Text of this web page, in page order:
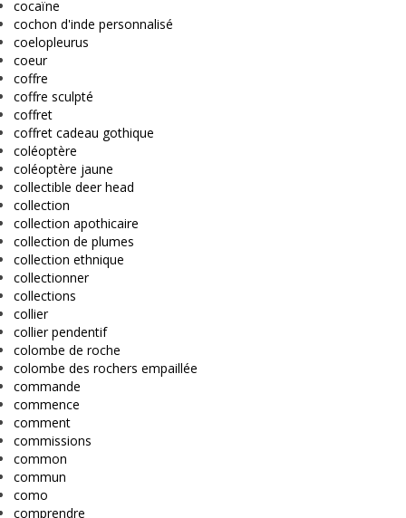
cocaïne
cochon d'inde personnalisé
coelopleurus
coeur
coffre
coffre sculpté
coffret
coffret cadeau gothique
coléoptère
coléoptère jaune
collectible deer head
collection
collection apothicaire
collection de plumes
collection ethnique
collectionner
collections
collier
collier pendentif
colombe de roche
colombe des rochers empaillée
commande
commence
comment
commissions
common
commun
como
comprendre